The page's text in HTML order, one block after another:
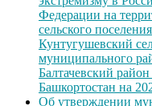
Федерации на
сельского поселения
Кунтугушевский
муниципального
Балтачевский
Башкортостан на
Об утверждении